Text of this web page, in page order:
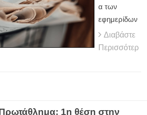
α των
εφημερίδων
Διαβάστε
Περισσότερ
1η θέση στην